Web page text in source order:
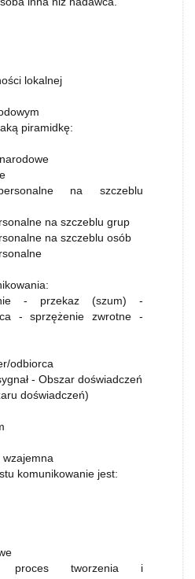
lokalnej
piramidkę:
na szczeblu
na szczeblu grup
na szczeblu osób
- przekaz (szum) -
- sprzężenie zwrotne -
odbiorca
- Obszar doświadczeń
doświadczeń)
komunikowanie jest:
proces tworzenia i